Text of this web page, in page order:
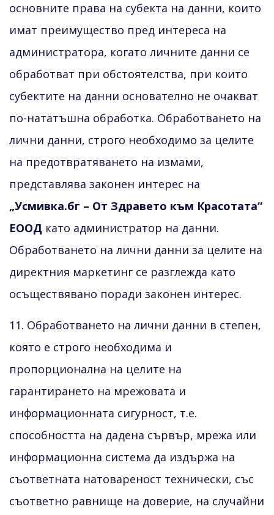
основните права на субекта на данни, които
имат преимущество пред интереса на
администратора, когато личните данни се
обработват при обстоятелства, при които
субектите на данни основателно не очакват
по-нататъшна обработка. Обработването на
лични данни, строго необходимо за целите
на предотвратяването на измами,
представлява законен интерес на
„Усмивка.бг – От Здравето към Красотата“
ЕООД като администратор на данни.
Обработването на лични данни за целите на
директния маркетинг се разглежда като
осъществявано поради законен интерес.
11. Обработването на лични данни в степен,
която е строго необходима и
пропорционална на целите на
гарантирането на мрежовата и
информационната сигурност, т.е.
способността на дадена сървър, мрежа или
информационна система да издържа на
съответната натовареност технически, със
съответно равнище на доверие, на случайни